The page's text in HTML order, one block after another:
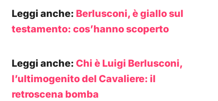
Leggi anche: Berlusconi, è giallo sul
testamento: cos’hanno scoperto
Leggi anche: Chi è Luigi Berlusconi,
l’ultimogenito del Cavaliere: il
retroscena bomba